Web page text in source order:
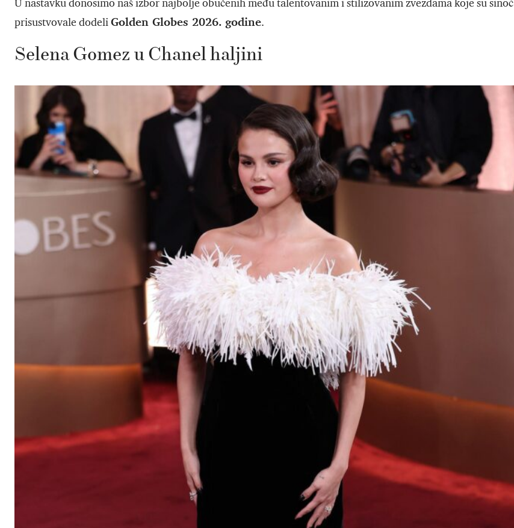
U nastavku donosimo naš izbor najbolje obučenih među talentovanim i stilizovanim zvezdama koje su sinoć
prisustvovale dodeliGolden Globes 2026. godine.
Selena Gomez u Chanel haljini